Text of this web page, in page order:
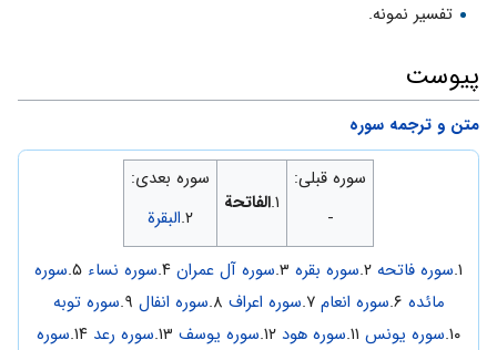
تفسیر نمونه.
پیوست
متن و ترجمه سوره
سوره قبلی:
-
۱.الفاتحة
سوره بعدی:
۲. البقرة
۱. سوره فاتحه سوره بقره سوره آل عمران سوره نساء
سوره
مائده
سوره انعام ۷. سوره اعراف سوره انفال
سوره توبه
۱۰. سوره یونس سوره هود سوره یوسف سوره رعد
سوره